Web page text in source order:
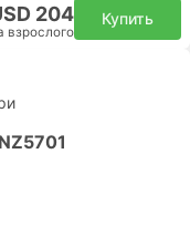
204
взрослого
Купить